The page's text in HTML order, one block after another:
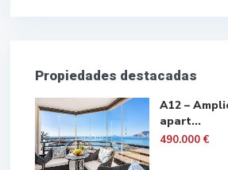
Propiedades destacadas
A12 –
apart...
490.000 €